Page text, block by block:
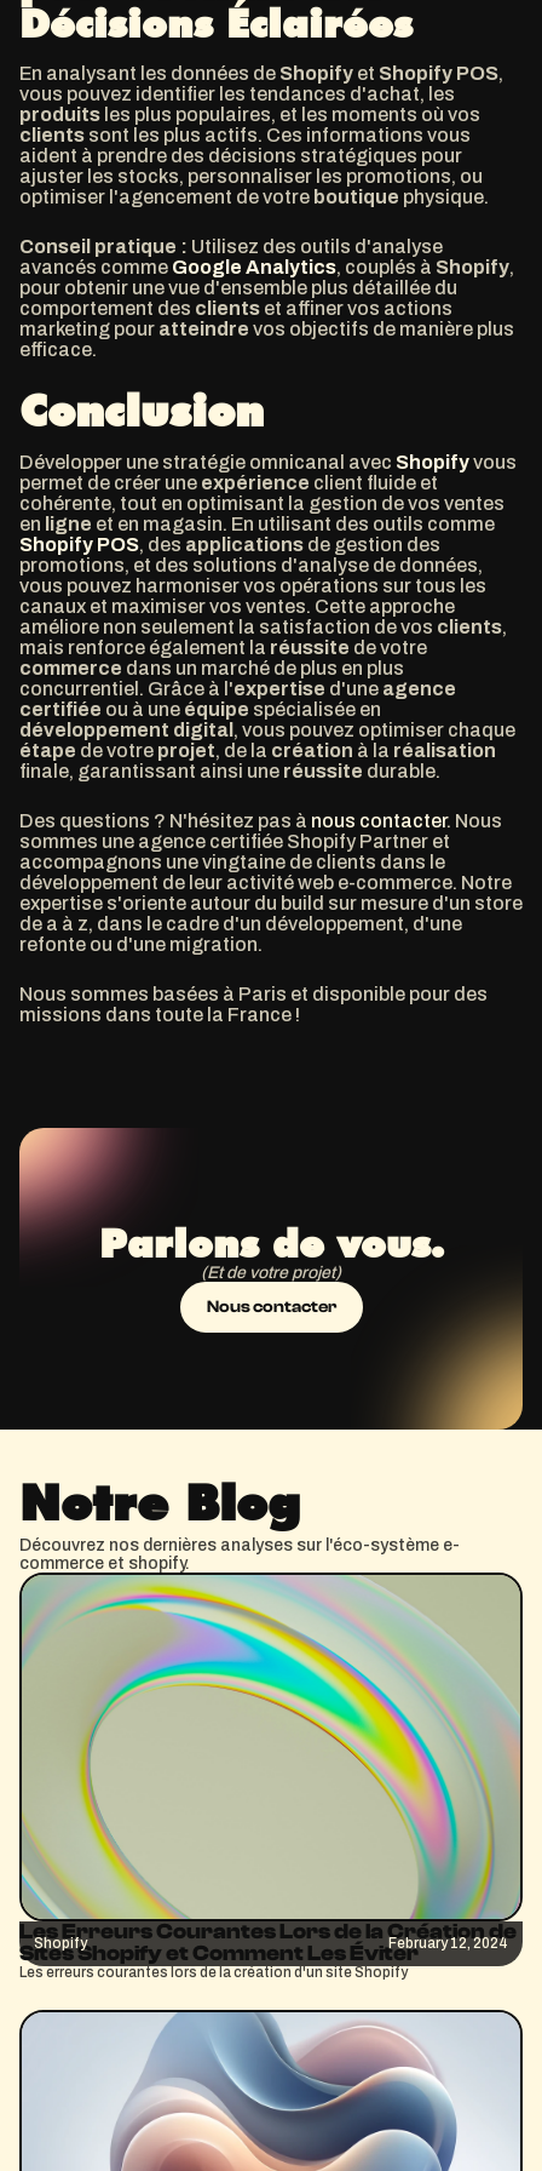
Décisions Éclairées
En analysant les données de Shopify et Shopify POS,
vous pouvez identifier les tendances d'achat, les
produits les plus populaires, et les moments où vos
clients sont les plus actifs. Ces informations vous
aident à prendre des décisions stratégiques pour
ajuster les stocks, personnaliser les promotions, ou
optimiser l'agencement de votre boutique physique.
Conseil pratique : Utilisez des outils d'analyse
avancés comme Google Analytics, couplés à Shopify,
pour obtenir une vue d'ensemble plus détaillée du
comportement des clients et affiner vos actions
marketing pour atteindre vos objectifs de manière plus
efficace.
Conclusion
Développer une stratégie omnicanal avec Shopifyvous
permet de créer une expérience client fluide et
cohérente, tout en optimisant la gestion de vos ventes
en ligne et en magasin. En utilisant des outils comme
Shopify POS, des applications de gestion des
promotions, et des solutions d'analyse de données,
vous pouvez harmoniser vos opérations sur tous les
canaux et maximiser vos ventes. Cette approche
améliore non seulement la satisfaction de vos clients,
mais renforce également la réussite de votre
commerce dans un marché de plus en plus
concurrentiel. Grâce à l'expertise d'une agence
certifiée ou à une équipe spécialisée en
développement digital , vous pouvez optimiser chaque
étape de votre projet, de la création à la réalisation
finale, garantissant ainsi une réussite durable.
Des questions ? N'hésitez pas à nous contacter. Nous
sommes une agence certifiée Shopify Partner et
accompagnons une vingtaine de clients dans le
développement de leur activité web e-commerce. Notre
expertise s'oriente autour du build sur mesure d'un store
de a à z, dans le cadre d'un développement, d'une
refonte ou d'une migration.
Nous sommes basées à Paris et disponible pour des
missions dans toute la France !
Parlons de vous.
(Et de votre projet)
Nous contacter
Notre Blog
Découvrez nos dernières analyses sur l'éco-système e-
commerce et shopify.
Shopify February 12, 2024
Les Erreurs Courantes Lors de la Création de
Sites Shopify et Comment Les Éviter
Les erreurs courantes lors de la création d'un site Shopify